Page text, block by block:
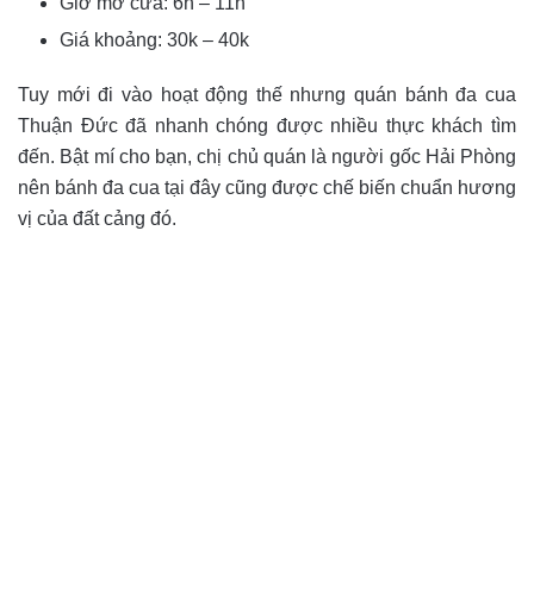
Giá khoảng: 30k – 40k
Tuy mới đi vào hoạt động thế nhưng quán bánh đa cua
Thuận Đức đã nhanh chóng được nhiều thực khách tìm
đến. Bật mí cho bạn, chị chủ quán là người gốc Hải Phòng
nên bánh đa cua tại đây cũng được chế biến chuẩn hương
vị của đất cảng đó.